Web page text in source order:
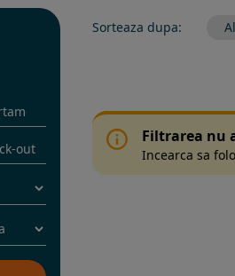
Sorteaza dupa:
Filtrarea nu
Incearca sa